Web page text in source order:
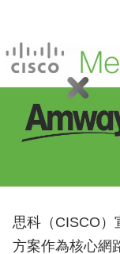
思科（CISCO）
方案作為核心網